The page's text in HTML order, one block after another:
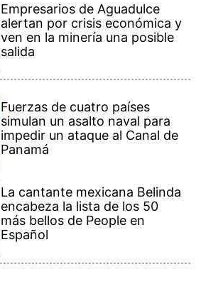
Empresarios de Aguadulce
alertan por crisis económica y
ven en la minería una posible
salida
Fuerzas de cuatro países
simulan un asalto naval para
impedir un ataque al Canal de
Panamá
La cantante mexicana Belinda
encabeza la lista de los 50
más bellos de People en
Español